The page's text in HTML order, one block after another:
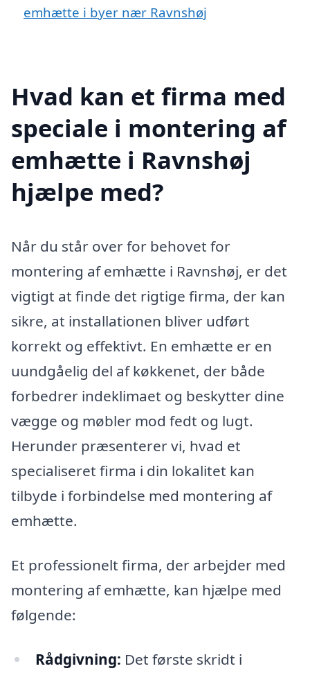
emhætte i byer nær Ravnshøj
Hvad kan et firma med
speciale i montering af
emhætte i Ravnshøj
hjælpe med?
Når du står over for behovet for
montering af emhætte i Ravnshøj, er det
vigtigt at finde det rigtige firma, der kan
sikre, at installationen bliver udført
korrekt og effektivt. En emhætte er en
uundgåelig del af køkkenet, der både
forbedrer indeklimaet og beskytter dine
vægge og møbler mod fedt og lugt.
Herunder præsenterer vi, hvad et
specialiseret firma i din lokalitet kan
tilbyde i forbindelse med montering af
emhætte.
Et professionelt firma, der arbejder med
montering af emhætte, kan hjælpe med
følgende:
Rådgivning: Det første skridt i